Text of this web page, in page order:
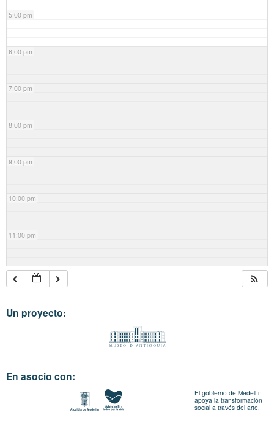
5:00 pm
6:00 pm
7:00 pm
8:00 pm
9:00 pm
10:00 pm
11:00 pm
Un proyecto:
En asocio con:
El gobierno de Medellín
apoya la transformación
social a través del arte.